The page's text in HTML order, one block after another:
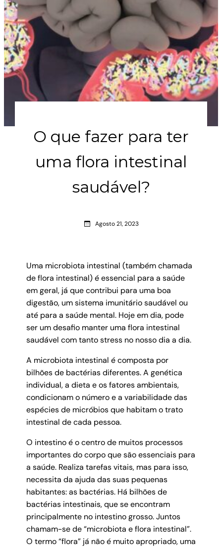
O que fazer para ter
uma flora intestinal
saudável?
Agosto 21, 2023
Uma microbiota intestinal (também chamada
de flora intestinal) é essencial para a saúde
em geral, já que contribui para uma boa
digestão, um sistema imunitário saudável ou
até para a saúde mental. Hoje em dia, pode
ser um desafio manter uma flora intestinal
saudável com tanto stress no nosso dia a dia.
A microbiota intestinal é composta por
bilhões de bactérias diferentes. A genética
individual, a dieta e os fatores ambientais,
condicionam o número e a variabilidade das
espécies de micróbios que habitam o trato
intestinal de cada pessoa.
O intestino é o centro de muitos processos
importantes do corpo que são essenciais para
a saúde. Realiza tarefas vitais, mas para isso,
necessita da ajuda das suas pequenas
habitantes: as bactérias. Há bilhões de
bactérias intestinais, que se encontram
principalmente no intestino grosso. Juntos
chamam-se de “microbiota e flora intestinal”.
O termo “flora” já não é muito apropriado, uma